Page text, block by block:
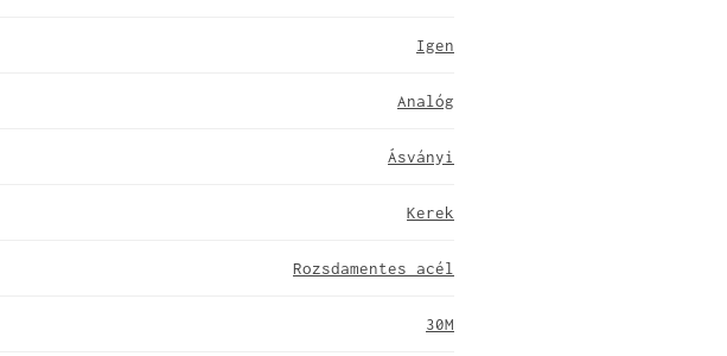
Igen
Analóg
Ásványi
Kerek
Rozsdamentes acél
30M